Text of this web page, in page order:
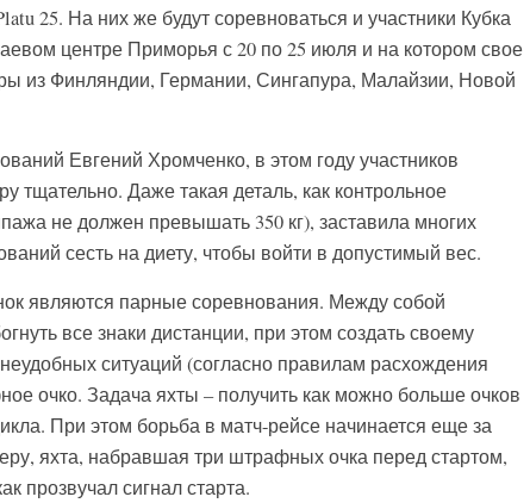
25. На них же будут соревноваться и участники Кубка
центре Приморья с 20 по 25 июля и на котором свое
из Финляндии, Германии, Сингапура, Малайзии, Новой
Евгений Хромченко, в этом году участников
тщательно. Даже такая деталь, как контрольное
не должен превышать 350 кг), заставила многих
сесть на диету, чтобы войти в допустимый вес.
являются парные соревнования. Между собой
все знаки дистанции, при этом создать своему
ситуаций (согласно правилам расхождения
очко. Задача яхты – получить как можно больше очков
При этом борьба в матч-рейсе начинается еще за
яхта, набравшая три штрафных очка перед стартом,
прозвучал сигнал старта.